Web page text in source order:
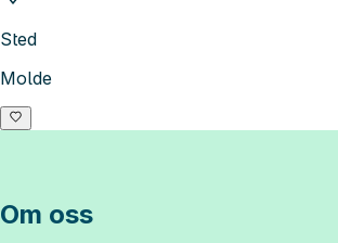
Sted
Molde
Om oss